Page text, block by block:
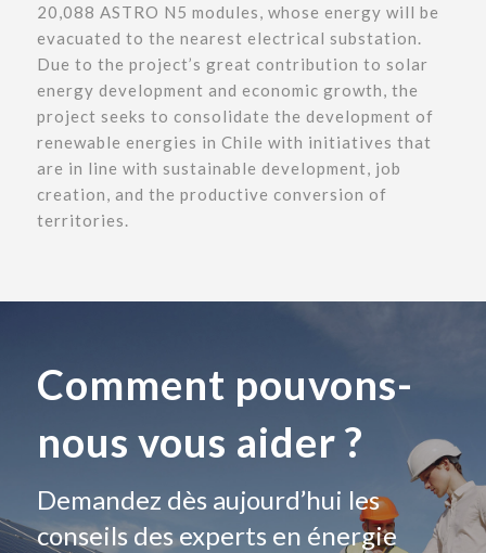
20,088 ASTRO N5 modules, whose energy will be
evacuated to the nearest electrical substation.
Due to the project’s great contribution to solar
energy development and economic growth, the
project seeks to consolidate the development of
renewable energies in Chile with initiatives that
are in line with sustainable development, job
creation, and the productive conversion of
territories.
Comment pouvons-
nous vous aider ?
Demandez dès aujourd’hui les
conseils des experts en énergie